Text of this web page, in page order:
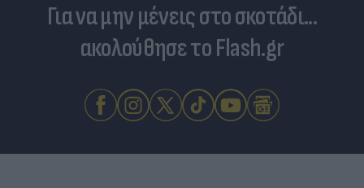
Για να μην μένεις στο σκοτάδι...
ακολούθησε το Flash.gr